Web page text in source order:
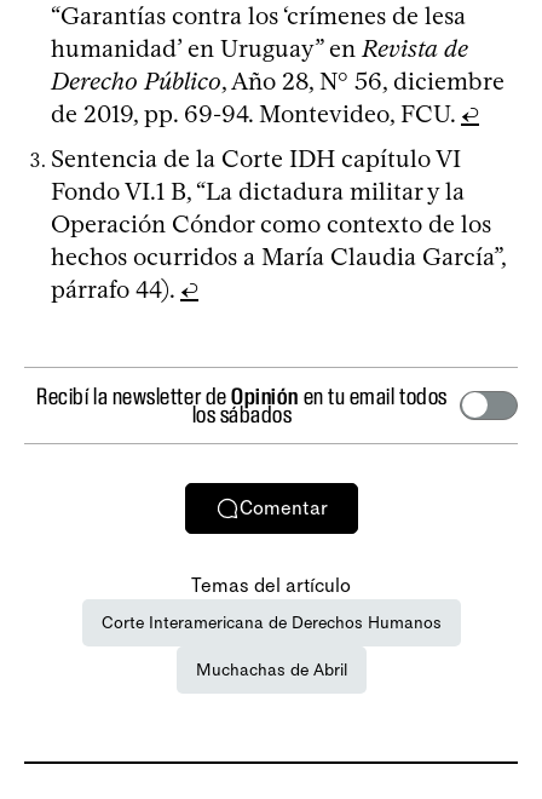
“Garantías contra los ‘crímenes de lesa
humanidad’ en Uruguay” enRevista de
Derecho Público, Año 28, N° 56, diciembre
de 2019, pp. 69-94. Montevideo, FCU. ↩
Sentencia de la Corte IDH capítulo VI
Fondo VI.1 B, “La dictadura militar y la
Operación Cóndor como contexto de los
hechos ocurridos a María Claudia García”,
párrafo 44). ↩
Recibí la newsletter deOpinión en tu email todos
los sábados
Comentar
Temas del artículo
Corte Interamericana de Derechos Humanos
Muchachas de Abril